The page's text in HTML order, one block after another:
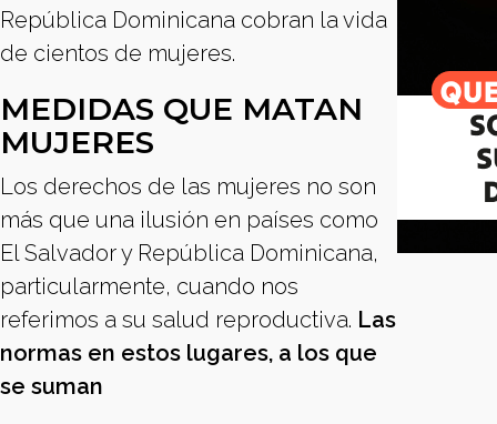
República Dominicana cobran la vida
de cientos de mujeres.
MEDIDAS QUE MATAN
MUJERES
Los derechos de las mujeres no son
más que una ilusión en países como
El Salvador y República Dominicana,
particularmente, cuando nos
referimos a su salud reproductiva. Las
normas en estos lugares, a los que
se suman